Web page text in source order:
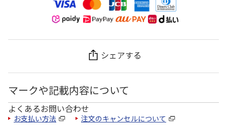
シェアする
マークや記載内容について
よくあるお問い合わせ
お支払い方法 注文のキャンセルについて